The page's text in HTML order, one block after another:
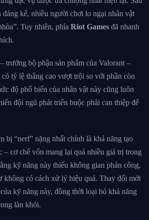
kể, nhiều người chơi lo ngại nhân vật
Tuy nhiên, phía Riot Games đã nhanh
trưởng bộ phận sản phẩm của Valorant –
tỷ lệ thắng cao vượt trội so với phần còn
độ phổ biến của nhân vật này cũng luôn
đội ngũ phát triển buộc phải can thiệp để
bị “nerf” nặng nhất chính là khả năng tạo
– cơ chế vốn mang lại quá nhiều giá trị trong
kỹ năng này thiếu không gian phản công,
không có cách xử lý hiệu quả. Thay đổi mới
kỹ năng này, đồng thời loại bỏ khả năng
làn khói.